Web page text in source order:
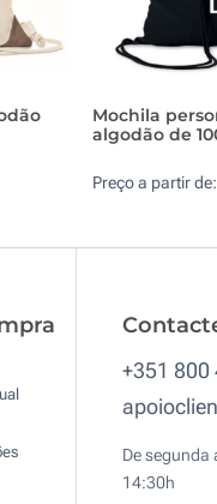
Mochila
algodão de
Preço a partir de:
+351 800
De segunda
14:30h